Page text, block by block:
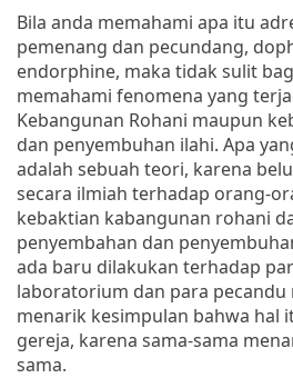
Bila anda memahami apa itu
pemenang dan pecundang,
endorphine, maka tidak sulit
memahami fenomena yang
Kebangunan Rohani maupun
dan penyembuhan ilahi. Apa
adalah sebuah teori, karena
secara ilmiah terhadap orang-
kebaktian kabangunan rohani
penyembahan dan
ada baru dilakukan terhadap
laboratorium dan para pecandu
menarik kesimpulan bahwa hal
gereja, karena sama-sama
sama.